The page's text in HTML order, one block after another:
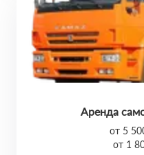
Аренда
от 5
от 1